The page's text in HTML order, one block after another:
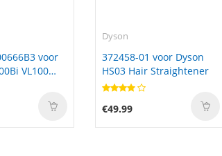
voor
VL100
Dyson
372458-01 voor Dyson
HS03 Hair Straightener
€49.99